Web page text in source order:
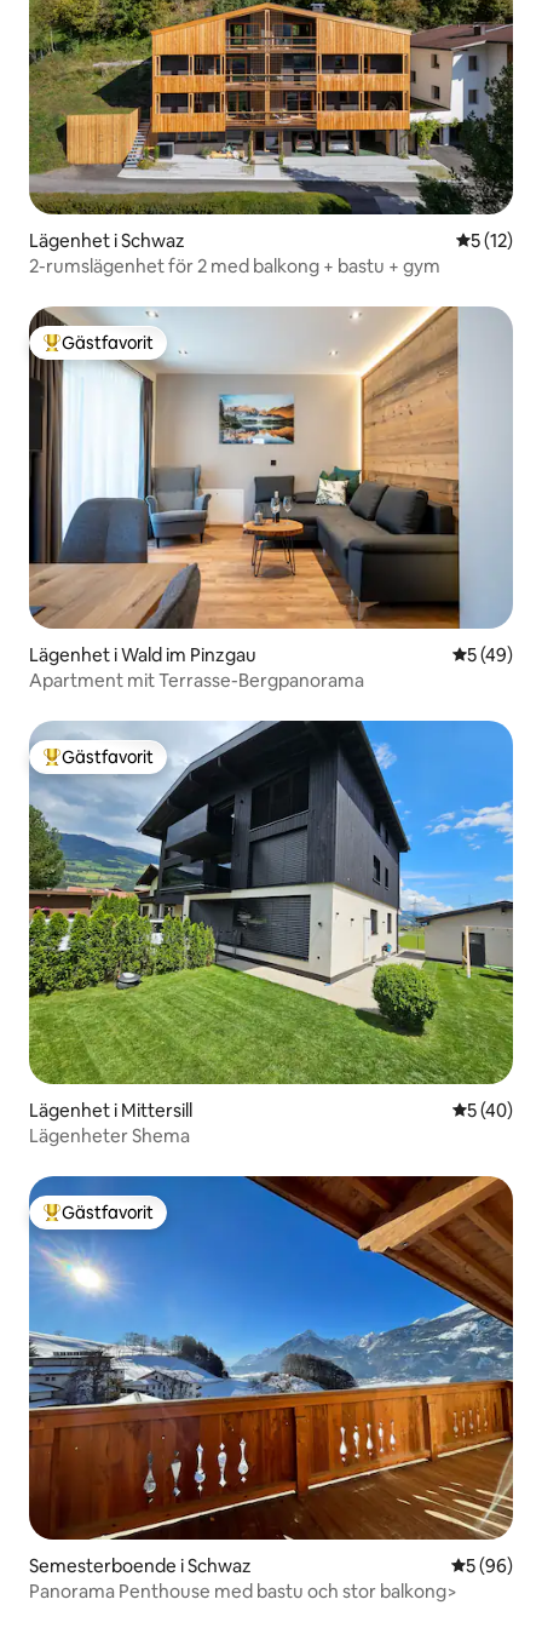
Lägenhet i Schwaz 5 av 5 i
5 (12)
2-rumslägenhet för 2 med balkong + bastu + gym
Populär gästfavorit
Gästfavorit
Lägenhet i Wald im Pinzgau 5 av 5 i
5 (49)
Apartment mit Terrasse-Bergpanorama
Populär gästfavorit
Gästfavorit
Lägenhet i Mittersill 5 av 5 i
5 (40)
Lägenheter Shema
Populär gästfavorit
Gästfavorit
Semesterboende i Schwaz 5 av 5 i
5 (96)
Panorama Penthouse med bastu och stor balkong>